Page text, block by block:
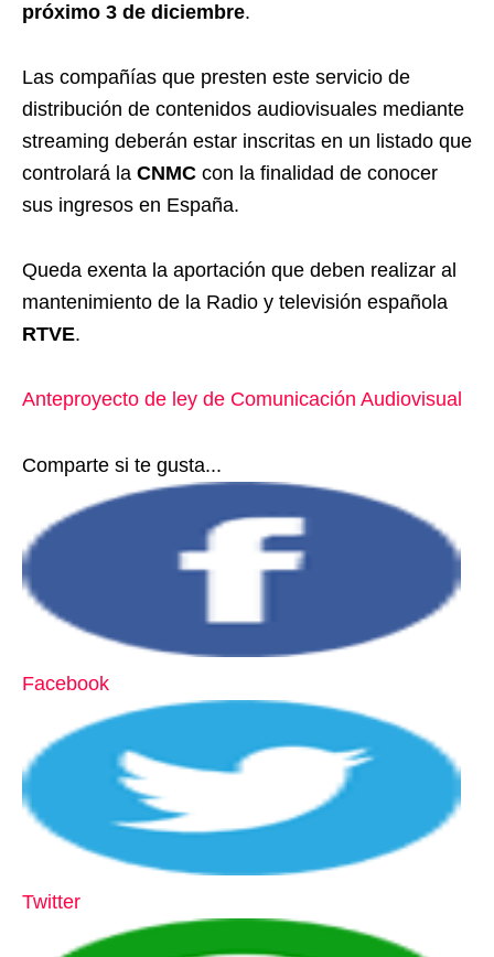
próximo 3 de diciembre.
Las compañías que presten este servicio de
distribución de contenidos audiovisuales mediante
streaming deberán estar inscritas en un listado que
controlará la CNMC con la finalidad de conocer
sus ingresos en España.
Queda exenta la aportación que deben realizar al
mantenimiento de la Radio y televisión española
RTVE.
Anteproyecto de ley de Comunicación Audiovisual
Comparte si te gusta...
Facebook
Twitter